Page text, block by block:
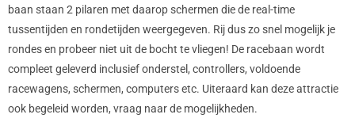
baan staan 2 pilaren met daarop schermen die de real-time
tussentijden en rondetijden weergegeven. Rij dus zo snel mogelijk je
rondes en probeer niet uit de bocht te vliegen! De racebaan wordt
compleet geleverd inclusief onderstel, controllers, voldoende
racewagens, schermen, computers etc. Uiteraard kan deze attractie
ook begeleid worden, vraag naar de mogelijkheden.